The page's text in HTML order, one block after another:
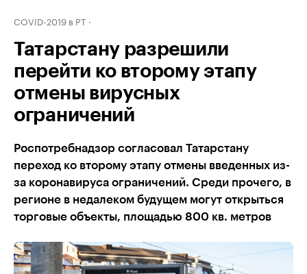
COVID-2019 в РТ
Татарстану разрешили
перейти ко второму этапу
отмены вирусных
ограничений
Роспотребнадзор согласовал Татарстану
переход ко второму этапу отмены введенных из-
за коронавируса ограничений. Среди прочего, в
регионе в недалеком будущем могут открыться
торговые объекты, площадью 800 кв. метров